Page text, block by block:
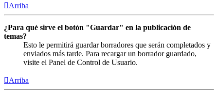
Arriba
¿Para qué sirve el botón "Guardar" en la publicación de
temas?
Esto le permitirá guardar borradores que serán completados y
enviados más tarde. Para recargar un borrador guardado,
visite el Panel de Control de Usuario.
Arriba